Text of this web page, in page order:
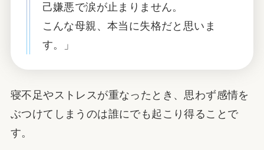
己嫌悪で涙が止まりません。
こんな母親、本当に失格だと思いま
す。」
寝不足やストレスが重なったとき、思わず感情を
ぶつけてしまうのは誰にでも起こり得ることで
す。